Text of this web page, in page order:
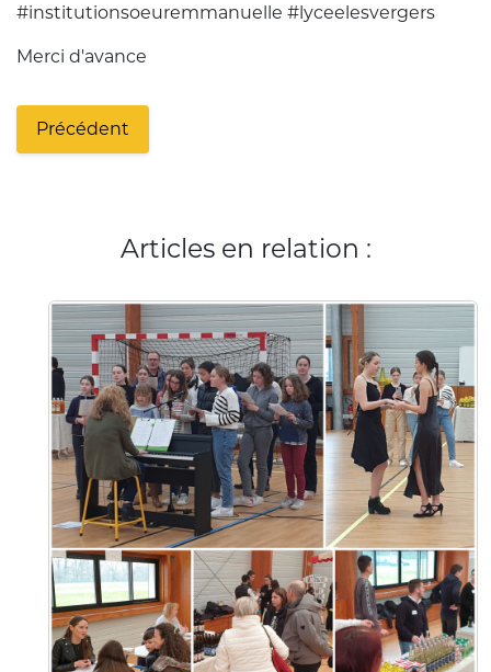
#institutionsoeuremmanuelle #lyceelesvergers
Merci d'avance
Précédent
Articles en relation :